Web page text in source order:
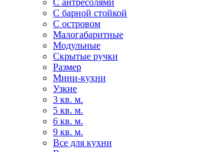
С барной стойкой
С островом
Малогабаритные
Модульные
Скрытые ручки
Размер
Мини-кухни
Узкие
3 кв. м.
5 кв. м.
6 кв. м.
9 кв. м.
Все для кухни